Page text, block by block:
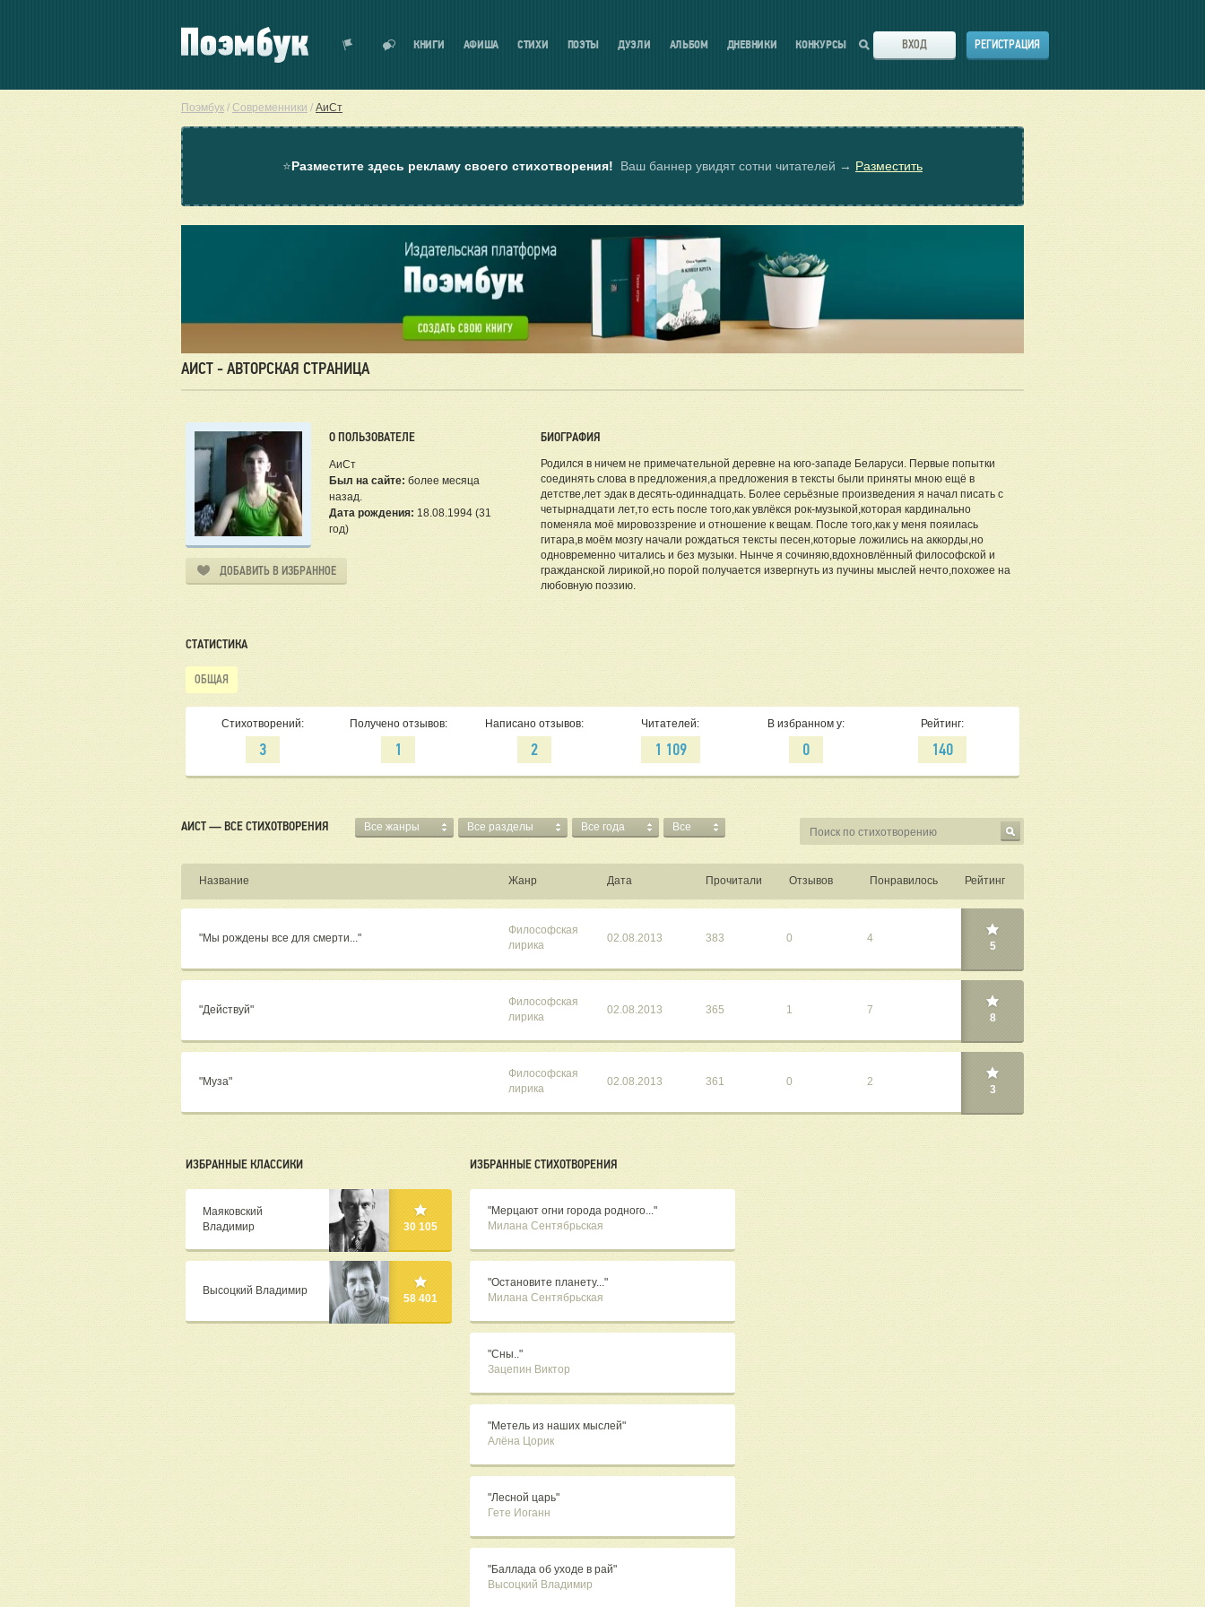
КНИГИ АФИША СТИХИ ПОЭТЫ ДУЭЛИ АЛЬБОМ ДНЕВНИКИ КОНКУРСЫ ВХОД РЕГИСТРАЦИЯ
Поэмбук / Современники / АиСт
⭐Разместите здесь рекламу своего стихотворения! Ваш баннер увидят сотни читателей → Разместить
АИСТ - АВТОРСКАЯ СТРАНИЦА
О ПОЛЬЗОВАТЕЛЕ
АиСт
Был на сайте: более месяца
назад.
Дата рождения: 18.08.1994 (31
год)
ДОБАВИТЬ В ИЗБРАННОЕ
БИОГРАФИЯ
Родился в ничем не примечательной деревне на юго-западе Беларуси. Первые попытки
соединять слова в предложения,а предложения в тексты были приняты мною ещё в
детстве,лет эдак в десять-одиннадцать. Более серьёзные произведения я начал писать с
четырнадцати лет,то есть после того,как увлёкся рок-музыкой,которая кардинально
поменяла моё мировоззрение и отношение к вещам. После того,как у меня пояилась
гитара,в моём мозгу начали рождаться тексты песен,которые ложились на аккорды,но
одновременно читались и без музыки. Нынче я сочиняю,вдохновлённый философской и
гражданской лирикой,но порой получается извергнуть из пучины мыслей нечто,похожее на
любовную поэзию.
СТАТИСТИКА
ОБЩАЯ
Стихотворений:
3
Получено отзывов:
1
Написано отзывов:
2
Читателей:
1 109
В избранном у:
0
Рейтинг:
140
АИСТ — ВСЕ СТИХОТВОРЕНИЯ Все жанры Все разделы Все года Все
Название Жанр Дата Прочитали Отзывов Понравилось Рейтинг
"Мы рождены все для смерти..."
Философская
лирика
02.08.2013 383 0 4
5
"Действуй"
Философская
лирика
02.08.2013 365 1 7
8
"Муза"
Философская
лирика
02.08.2013 361 0 2
3
ИЗБРАННЫЕ КЛАССИКИ
Маяковский
Владимир
30 105
Высоцкий Владимир
58 401
ИЗБРАННЫЕ СТИХОТВОРЕНИЯ
"Мерцают огни города родного..."
Милана Сентябрьская
"Остановите планету..."
Милана Сентябрьская
"Сны.."
Зацепин Виктор
"Метель из наших мыслей"
Алёна Цорик
"Лесной царь"
Гете Иоганн
"Баллада об уходе в рай"
Высоцкий Владимир